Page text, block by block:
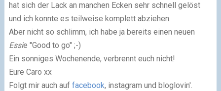
hat sich der Lack an manchen Ecken sehr schnell gelöst
und ich konnte es teilweise komplett abziehen.
Aber nicht so schlimm, ich habe ja bereits einen neuen
Essie "Good to go" ;-)
Ein sonniges Wochenende, verbrennt euch nicht!
Eure Caro xx
Folgt mir auch auf facebook, instagram und bloglovin'.